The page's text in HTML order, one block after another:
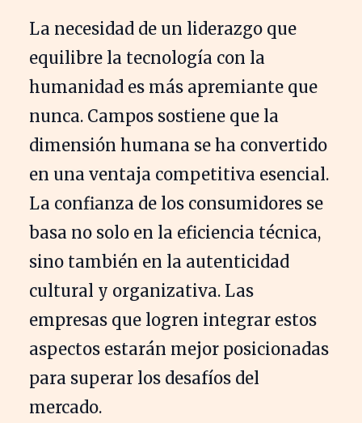
La necesidad de un liderazgo que
equilibre la tecnología con la
humanidad es más apremiante que
nunca. Campos sostiene que la
dimensión humana se ha convertido
en una ventaja competitiva esencial.
La confianza de los consumidores se
basa no solo en la eficiencia técnica,
sino también en la autenticidad
cultural y organizativa. Las
empresas que logren integrar estos
aspectos estarán mejor posicionadas
para superar los desafíos del
mercado.